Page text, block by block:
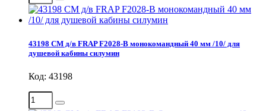
43198 СМ д/в FRAP F2028-B монокомандный 40 мм /10/ для
душевой кабины силумин
Код: 43198